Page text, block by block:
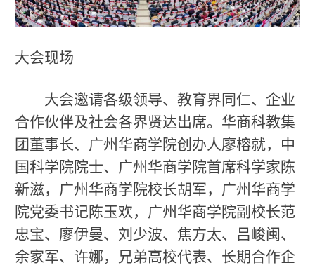
大会现场
大会邀请各级领导、教育界同仁、企业
合作伙伴及社会各界贤达出席。华商科教集
团董事长、广州华商学院创办人廖榕就，中
国科学院院士、广州华商学院首席科学家陈
新滋，广州华商学院校长胡军，广州华商学
院党委书记陈玉欢，广州华商学院副校长范
忠宝、廖伊曼、刘少波、焦方太、吕峻闽、
余家军、许娜，兄弟高校代表、长期合作企